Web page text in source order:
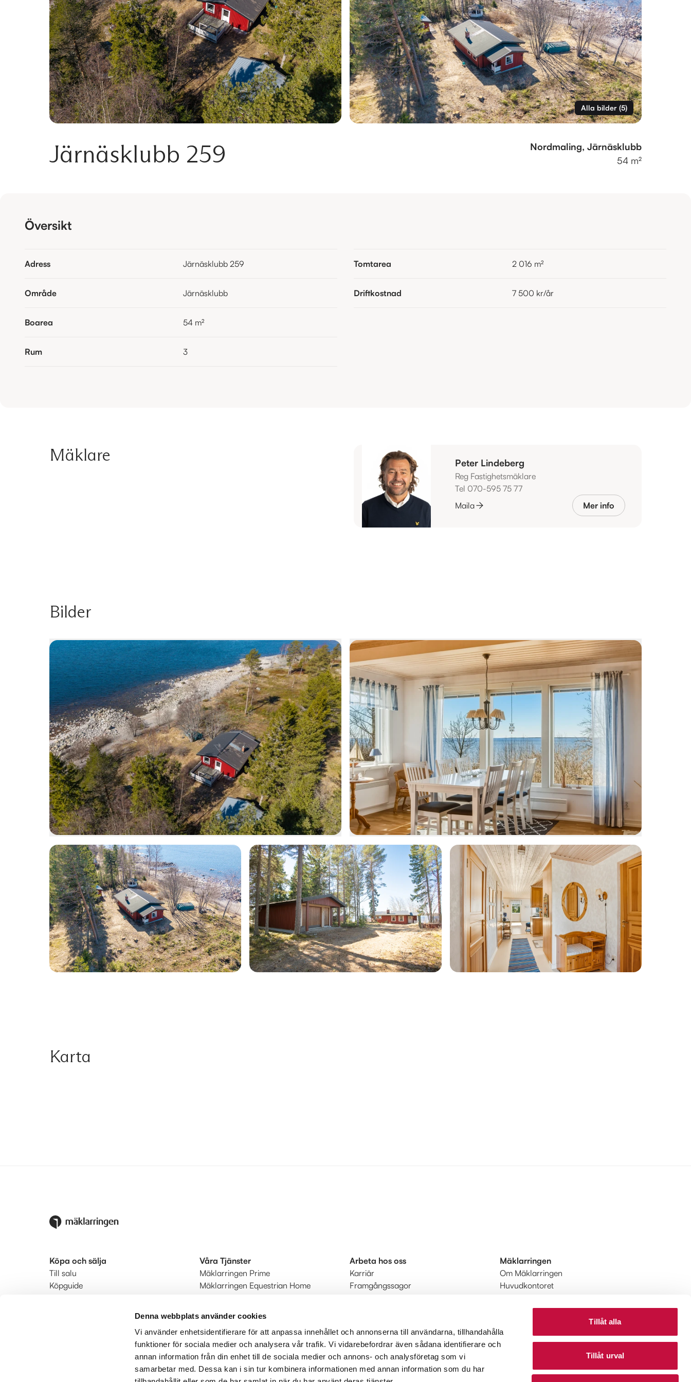
Denna webbplats använder cookies
Vi använder enhetsidentifierare för att anpassa innehållet och annonserna till användarna, tillhandahålla
funktioner för sociala medier och analysera vår trafik. Vi vidarebefordrar även sådana identifierare och
annan information från din enhet till de sociala medier och annons- och analysföretag som vi
samarbetar med. Dessa kan i sin tur kombinera informationen med annan information som du har
Tillåt alla
Tillåt urval
Alla bilder(5)
Järnäsklubb 259
Nordmaling, Järnäsklubb
54 m²
Översikt
Adress Järnäsklubb 259
Område Järnäsklubb
Boarea 54 m²
Rum 3
Tomtarea 2 016 m²
Driftkostnad 7 500 kr/år
Mäklare Peter Lindeberg
Reg Fastighetsmäklare
Tel 070-595 75 77
Maila
Mer info
Bilder
Karta
Köpa och sälja
Till salu
Köpguide
Våra Tjänster
Mäklarringen Prime
Mäklarringen Equestrian Home
Kunderbjudanden
Arbeta hos oss
Karriär
Framgångssagor
Mäklarringen
Om Mäklarringen
Huvudkontoret
Användarvillkor
Upptäck Mäklarringen Utland